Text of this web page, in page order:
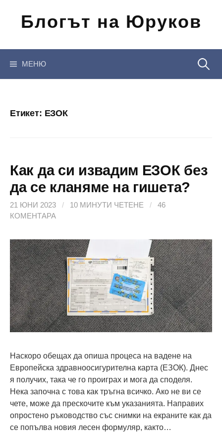
съдържанието
Блогът на Юруков
МЕНЮ
Етикет: ЕЗОК
Как да си извадим ЕЗОК без
да се кланяме на гишета?
21 ЮНИ 2023 / 10 МИНУТИ ЧЕТЕНЕ /
46
КОМЕНТАРА
Наскоро обещах да опиша процеса на вадене на
Европейска здравноосигурителна карта (ЕЗОК). Днес
я получих, така че го проиграх и мога да споделя.
Нека започна с това как тръгна всичко. Ако не ви се
чете, може да прескочите към указанията. Направих
опростено ръководство със снимки на екраните как да
се попълва новия лесен формуляр, както…